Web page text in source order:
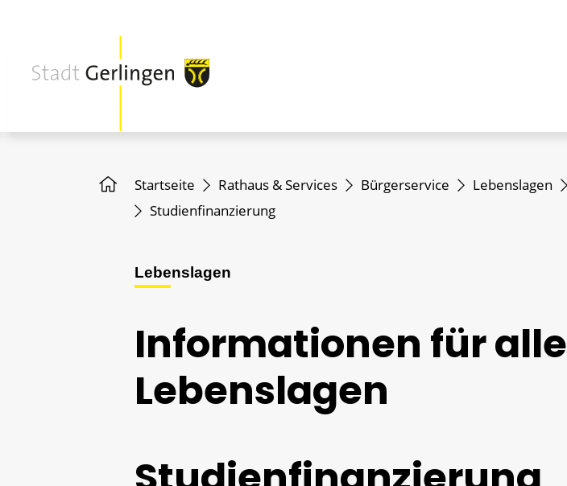
Startseite Rathaus & Services Bürgerservice Lebenslagen
Studienfinanzierung
Lebenslagen
Informationen für alle
Lebenslagen